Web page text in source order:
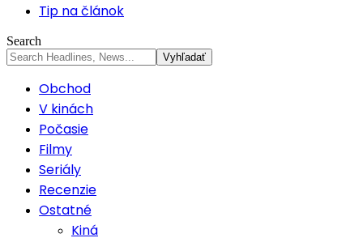
Tip na článok
Search
Obchod
V kinách
Počasie
Filmy
Seriály
Recenzie
Ostatné
Kiná